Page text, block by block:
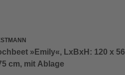
»Emily«, LxBxH: 120 x 56
cm, mit Ablage